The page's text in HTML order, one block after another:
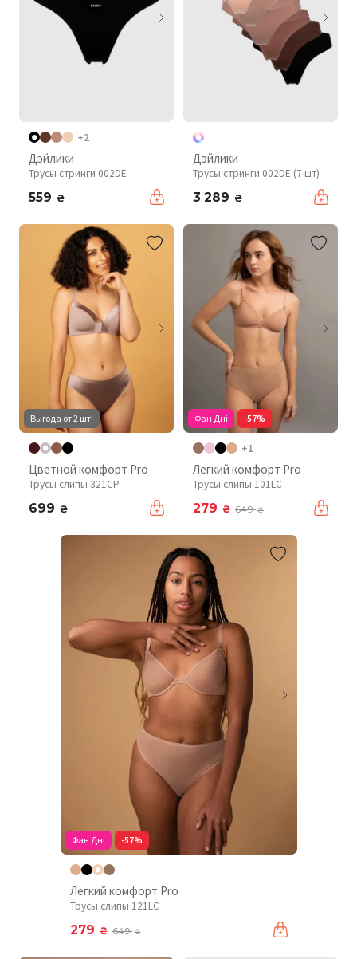
+2
Дэйлики
Трусы стринги 002DE
559 ₴
Дэйлики
Трусы стринги 002DE (7 шт)
3 289 ₴
Выгода от 2 шт!
Цветной комфорт Pro
Трусы слипы 321CP
699 ₴
Фан Дні -57%
+1
Легкий комфорт Pro
Трусы слипы 101LC
279 ₴ 649₴
Фан Дні -57%
Легкий комфорт Pro
Трусы слипы 121LC
279 ₴ 649₴